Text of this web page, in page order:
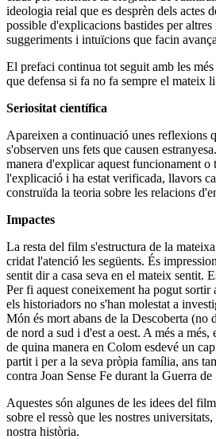
ideologia reial que es desprèn dels
possible d'explicacions bastides per
suggeriments i intuïcions que facin
El prefaci continua tot seguit amb les
que defensa si fa no fa sempre el mateix
Seriositat científica
Apareixen a continuació unes reflexions
s'observen uns fets que causen
manera d'explicar aquest funcionament o
l'explicació i ha estat verificada, llavors
construïda la teoria sobre les relacions
Impactes
La resta del film s'estructura de la
cridat l'atenció les següents. És
sentit dir a casa seva en el mateix sentit.
Per fi aquest coneixement ha pogut sortir
els historiadors no s'han molestat a
Món és mort abans de la Descoberta
de nord a sud i d'est a oest. A més a
de quina manera en Colom esdevé un
partit i per a la seva pròpia família, ans
contra Joan Sense Fe durant la Guerra
Aquestes són algunes de les idees del
sobre el ressò que les nostres
nostra història.